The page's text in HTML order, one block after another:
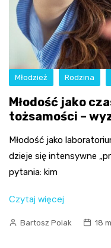
Młodzież Rodzina
Młodość jako
tożsamości –
Młodość jako
dzieje się intensywne
pytania: kim
Czytaj więcej
Bartosz Polak 18